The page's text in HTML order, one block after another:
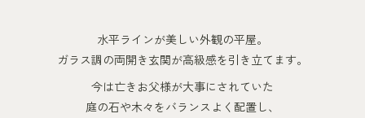
水平ラインが美しい外観の平屋。
ガラス調の両開き玄関が高級感を引き立てます。
今は亡きお父様が大事にされていた
庭の石や木々をバランスよく配置し、